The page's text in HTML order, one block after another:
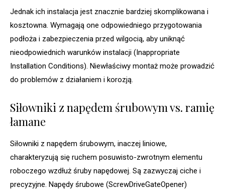
Jednak ich instalacja jest znacznie bardziej skomplikowana i
kosztowna. Wymagają one odpowiedniego przygotowania
podłoża i zabezpieczenia przed wilgocią, aby uniknąć
nieodpowiednich warunków instalacji (Inappropriate
Installation Conditions). Niewłaściwy montaż może prowadzić
do problemów z działaniem i korozją.
Siłowniki z napędem śrubowym vs. ramię
łamane
Siłowniki z napędem śrubowym, inaczej liniowe,
charakteryzują się ruchem posuwisto-zwrotnym elementu
roboczego wzdłuż śruby napędowej. Są zazwyczaj ciche i
precyzyjne. Napędy śrubowe (ScrewDriveGateOpener)